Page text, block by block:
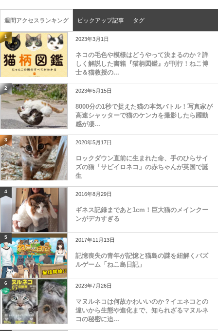
週間アクセスランキング ピックアップ記事 タグ
1 2023年3月1日
ネコの毛色や模様はどうやって決まるのか？詳
しく解説した書籍『猫柄図鑑』が刊行！ねこ博
士＆猫教授の...
2 2023年5月15日
8000分の1秒で捉えた猫の本気バトル！写真家が
高速シャッターで猫のケンカを撮影したら躍動
感が凄...
3 2020年5月17日
ロックダウン直前に生まれた命、手のひらサイ
ズの猫「サビイロネコ」の赤ちゃんが英国で誕
生
4 2016年8月29日
ギネス記録まであと1cm！巨大猫のメインクー
ンがデカすぎる
5 2017年11月13日
記憶喪失の青年が記憶と猫島の謎を紐解くパズ
ルゲーム「ねこ島日記」
6 2023年7月26日
マヌルネコは何故かわいいのか？イエネコとの
違いから生態や進化まで、知られざるマヌルネ
コの秘密に迫...